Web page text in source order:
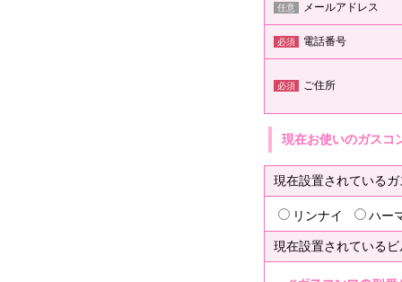
任意 メールアドレス
必須 電話番号
必須 ご住所
現在お使いのガス
現在設置されている
リンナイ ハー
現在設置されている